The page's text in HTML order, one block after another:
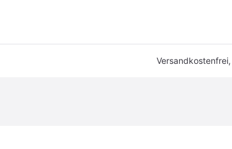
Versandkostenfrei,